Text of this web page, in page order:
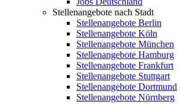
Stellenangebote nach Stadt
Stellenangebote Berlin
Stellenangebote Köln
Stellenangebote München
Stellenangebote Hamburg
Stellenangebote Frankfurt
Stellenangebote Stuttgart
Stellenangebote Dortmund
Stellenangebote Nürnberg